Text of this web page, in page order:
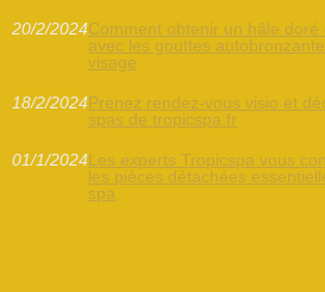
20/2/2024Comment obtenir un hâle doré
avec les gouttes
visage
18/2/2024Prenez rendez-vous visio et
spas de tropicspa.fr
01/1/2024Les experts Tropicspa vous
les pièces détachées
spa